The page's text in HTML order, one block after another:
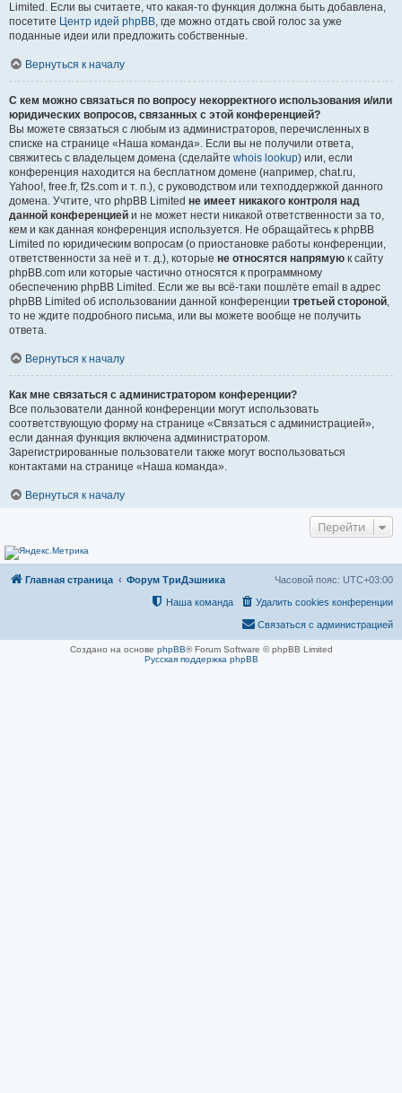
Limited. Если вы считаете, что какая-то функция должна быть добавлена,
посетите Центр идей phpBB, где можно отдать свой голос за уже
поданные идеи или предложить собственные.
Вернуться к началу
С кем можно связаться по вопросу некорректного использования и/или
юридических вопросов, связанных с этой конференцией?
Вы можете связаться с любым из администраторов, перечисленных в
списке на странице «Наша команда». Если вы не получили ответа,
свяжитесь с владельцем домена (сделайте whois lookup) или, если
конференция находится на бесплатном домене (например, chat.ru,
Yahoo!, free.fr, f2s.com и т. п.), с руководством или техподдержкой данного
домена. Учтите, что phpBB Limited не имеет никакого контроля над
данной конференцией и не может нести никакой ответственности за то,
кем и как данная конференция используется. Не обращайтесь к phpBB
Limited по юридическим вопросам (о приостановке работы конференции,
ответственности за неё и т. д.), которые не относятся напрямую к сайту
phpBB.com или которые частично относятся к программному
обеспечению phpBB Limited. Если же вы всё-таки пошлёте email в адрес
phpBB Limited об использовании данной конференции третьей стороной,
то не ждите подробного письма, или вы можете вообще не получить
ответа.
Вернуться к началу
Как мне связаться с администратором конференции?
Все пользователи данной конференции могут использовать
соответствующую форму на странице «Связаться с администрацией»,
если данная функция включена администратором.
Зарегистрированные пользователи также могут воспользоваться
контактами на странице «Наша команда».
Вернуться к началу
Перейти
Главная страница Форум ТриДэшника Часовой пояс: UTC+03:00
Удалить cookies конференции
Наша команда
Связаться с администрацией
Создано на основе phpBB® Forum Software © phpBB Limited
Русская поддержка phpBB